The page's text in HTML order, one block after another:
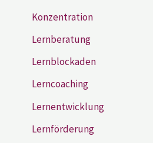
Konzentration
Lernberatung
Lernblockaden
Lerncoaching
Lernentwicklung
Lernförderung